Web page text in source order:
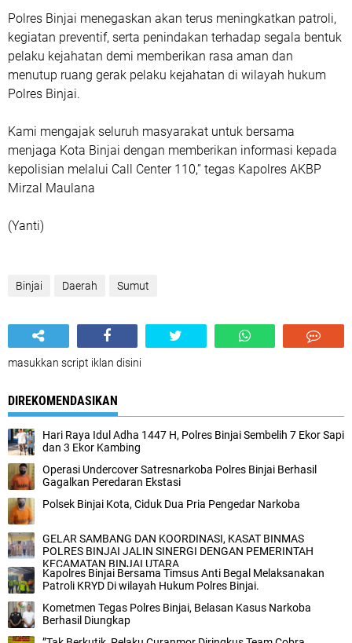
Polres Binjai menegaskan akan terus meningkatkan patroli,
kegiatan preventif, serta penindakan terhadap segala bentuk
pelaku kejahatan demi memberikan rasa aman dan
menutup ruang gerak pelaku kejahatan di wilayah hukum
Polres Binjai.
Kami mengajak seluruh masyarakat untuk bersama
menjaga Kota Binjai dengan memberikan informasi kepada
kepolisian melalui Call Center 110,” tegas Kapolres AKBP
Mirzal Maulana
(Yanti)
Binjai Daerah Sumut
masukkan script iklan disini
DIREKOMENDASIKAN
Hari Raya Idul Adha 1447 H, Polres Binjai Sembelih 7 Ekor Sapi
dan 3 Ekor Kambing
Operasi Undercover Satresnarkoba Polres Binjai Berhasil
Gagalkan Peredaran Ekstasi
Polsek Binjai Kota, Ciduk Dua Pria Pengedar Narkoba
GELAR SAMBANG DAN KOORDINASI, KASAT BINMAS
POLRES BINJAI JALIN SINERGI DENGAN PEMERINTAH
KECAMATAN BINJAI UTARA
Kapolres Binjai Bersama Timsus Anti Begal Melaksanakan
Patroli KRYD Di wilayah Hukum Polres Binjai.
Kometmen Tegas Polres Binjai, Belasan Kasus Narkoba
Berhasil Diungkap